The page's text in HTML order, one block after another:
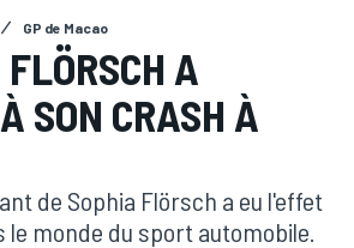
GP de Macao
A
SON CRASH À
de Sophia Flörsch a eu l'effet
le monde du sport automobile.